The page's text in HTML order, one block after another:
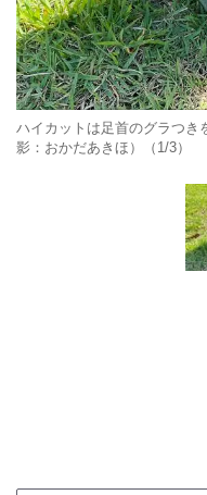
ハイカットは足首のグラつき
影：おかだあきほ）（1/3）